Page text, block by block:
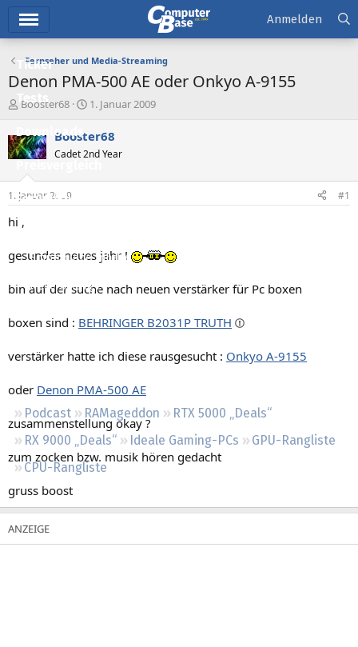
Ticker
Tests
Downloads
Forum
Aktuelles
Empfohlene Inhalte
Neue Beiträge
Podcast RAMageddon
RTX 5000 „Deals“
RX 9000 „Deals“
Ideale Gaming-PCs
GPU-Rangliste
CPU-Rangliste
Anmelden
Fernseher und Media-Streaming
Denon PMA-500 AE oder Onkyo A-9155
E
s
t
e
e
Booster68
E
s
e
t
1. Januar 2009
Booster68
Cadet 2nd Year
1. Januar 2009 #1
hi ,
gesundes neues jahr !
bin auf der suche nach neuen verstärker für Pc boxen
boxen sind : BEHRINGER B2031P TRUTH
verstärker hatte ich diese rausgesucht : Onkyo A-9155
oder Denon PMA-500 AE
zusammenstellung okay ?
zum zocken bzw. musik hören gedacht
gruss boost